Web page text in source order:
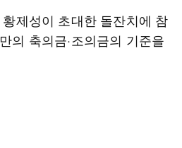
제성이 초대한 돌잔치에 참
의 축의금·조의금의 기준을